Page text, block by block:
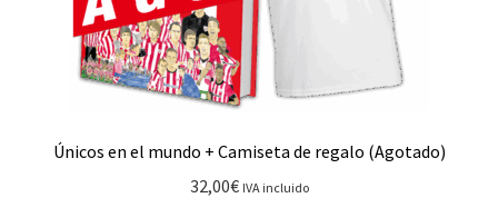
Únicos en el mundo + Camiseta de regalo (Agotado)
32,00€ IVA incluido